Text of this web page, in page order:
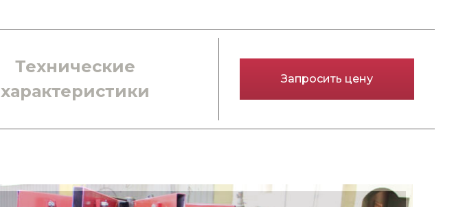
Технические
характеристики
Запросить цену